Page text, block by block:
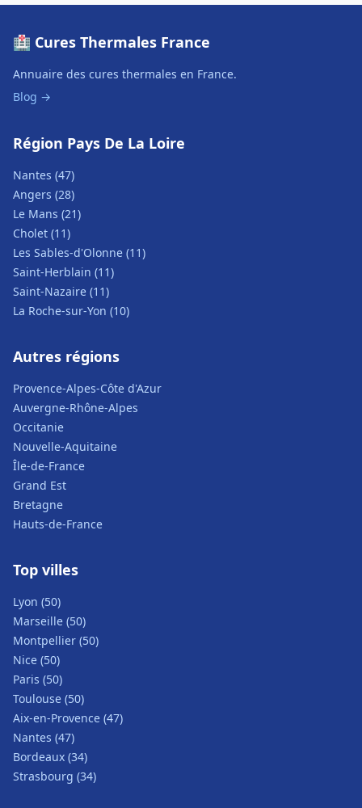
🏥 Cures Thermales France
Annuaire des cures thermales en France.
Blog →
Région Pays De La Loire
Nantes (47)
Angers (28)
Le Mans (21)
Cholet (11)
Les Sables-d'Olonne (11)
Saint-Herblain (11)
Saint-Nazaire (11)
La Roche-sur-Yon (10)
Autres régions
Provence-Alpes-Côte d'Azur
Auvergne-Rhône-Alpes
Occitanie
Nouvelle-Aquitaine
Île-de-France
Grand Est
Bretagne
Hauts-de-France
Top villes
Lyon (50)
Marseille (50)
Montpellier (50)
Nice (50)
Paris (50)
Toulouse (50)
Aix-en-Provence (47)
Nantes (47)
Bordeaux (34)
Strasbourg (34)